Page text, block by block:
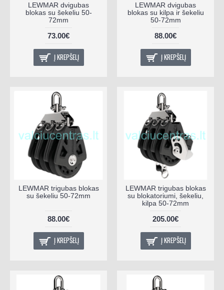
LEWMAR dvigubas
blokas su šekeliu 50-
72mm
73.00€
Į KREPŠELĮ
LEWMAR dvigubas
blokas su kilpa ir šekeliu
50-72mm
88.00€
Į KREPŠELĮ
LEWMAR trigubas blokas
su šekeliu 50-72mm
88.00€
Į KREPŠELĮ
LEWMAR trigubas blokas
su blokatoriumi, šekeliu,
kilpa 50-72mm
205.00€
Į KREPŠELĮ